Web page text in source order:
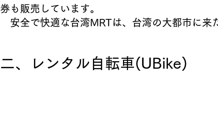
券も販売しています。
安全で快適な台湾MRTは、台湾の大都市に来
二、レンタル自転車(UBike)